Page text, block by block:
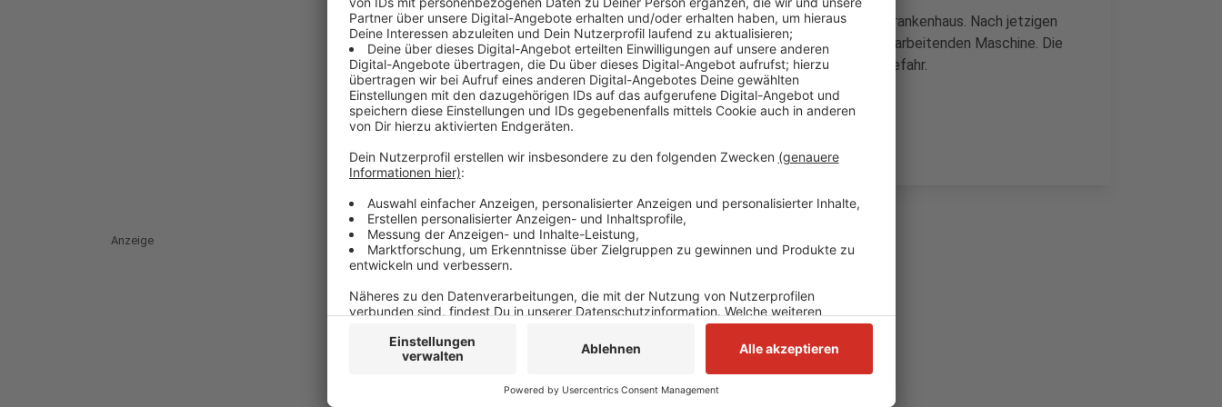
Fünf von ihnen kamen mit Verdacht auf Rauchgasvergiftung ins Krankenhaus. Nach jetzigen
Informationen gab es einen technischen Defekt in einer papierverarbeitenden Maschine. Die
Ermittlungen laufen aber noch. Für die Anwohner bestand keine Gefahr.
Anzeige
Anzeige